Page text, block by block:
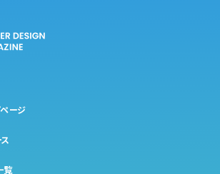
ページ
覧